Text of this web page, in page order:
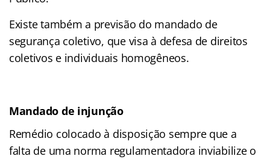
Existe também a previsão do mandado de
segurança coletivo, que visa à defesa de direitos
coletivos e individuais homogêneos.
Mandado de injunção
Remédio colocado à disposição sempre que a
falta de uma norma regulamentadora inviabilize o